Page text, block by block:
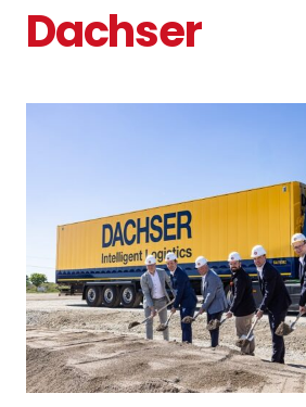
Dachser